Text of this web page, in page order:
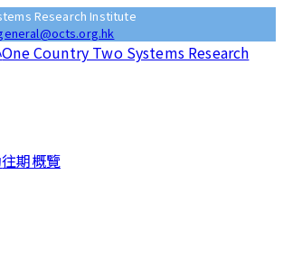
Research Institute
One Country Two Systems Research
往期概覽